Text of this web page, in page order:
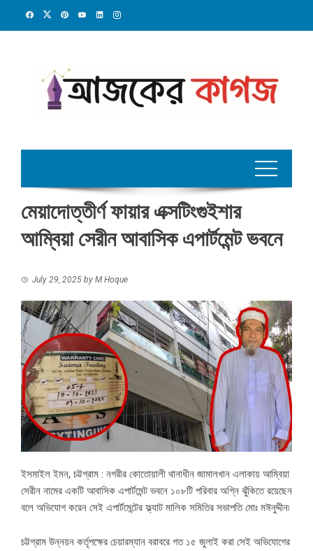
মেয়াদোত্তীর্ণ ফায়ার এক্সটিংগুইশার
আম্বিয়া সেরীন আবাসিক এপার্টমেন্ট ভবনে
July 29, 2025 by M Hoque
ইসমাইল ইমন, চট্টগ্রাম : নগরীর কোতোয়ালী থানাধীন জামালখান এলাকায় আম্বিয়া
সেরীন নামের একটি আবাসিক এপার্টমেন্ট ভবনে ১০৮টি পরিবার অগ্নি ঝুঁকিতে রয়েছেন
বলে অভিযোগ করেন সেই এপার্টমেন্টের ফ্ল্যাট মালিক সমিতির সভাপতি মোঃ মঈনুদ্দীন৷
চট্টগ্রাম উন্নয়ন কর্তৃপক্ষের চেয়ারম্যান বরাবরে গত ১৫ জুলাই করা সেই অভিযোগের